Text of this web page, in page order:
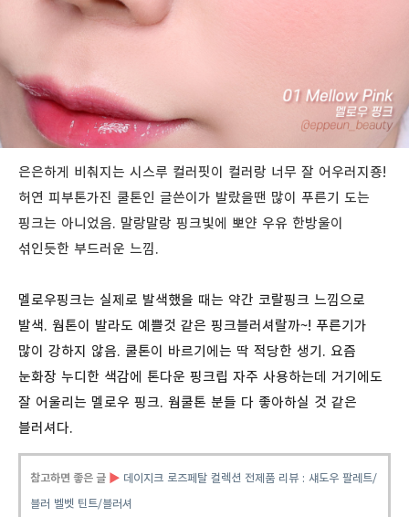
은은하게 비춰지는 시스루 컬러핏이 컬러랑 너무 잘 어우러지죵!
허연 피부톤가진 쿨톤인 글쓴이가 발랐을땐 많이 푸른기 도는
핑크는 아니었음. 말랑말랑 핑크빛에 뽀얀 우유 한방울이
섞인듯한 부드러운 느낌.
멜로우핑크는 실제로 발색했을 때는 약간 코랄핑크 느낌으로
발색. 웜톤이 발라도 예쁠것 같은 핑크블러셔랄까~! 푸른기가
많이 강하지 않음. 쿨톤이 바르기에는 딱 적당한 생기. 요즘
눈화장 누디한 색감에 톤다운 핑크립 자주 사용하는데 거기에도
잘 어울리는 멜로우 핑크. 웜쿨톤 분들 다 좋아하실 것 같은
블러셔다.
참고하면 좋은 글 ▶ 데이지크 로즈페탈 컬렉션 전제품 리뷰 : 섀도우 팔레트/
블러 벨벳 틴트/블러셔